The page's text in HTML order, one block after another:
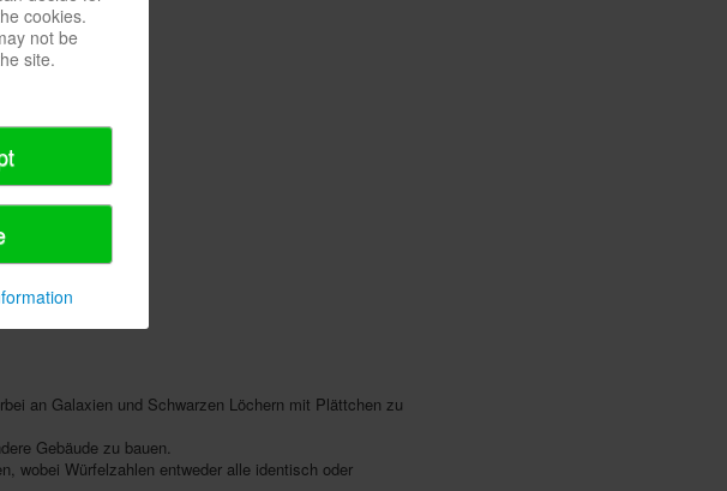
an Galaxien und Schwarzen Löchern mit Plättchen zu
Gebäude zu bauen.
wobei Würfelzahlen entweder alle identisch oder
cookies.
not be
site.